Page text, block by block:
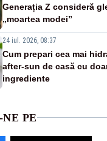
Generația Z consideră
„moartea modei”
24 iul. 2026, 08:37
Cum prepari cea mai
after-sun de casă cu
ingrediente
PE